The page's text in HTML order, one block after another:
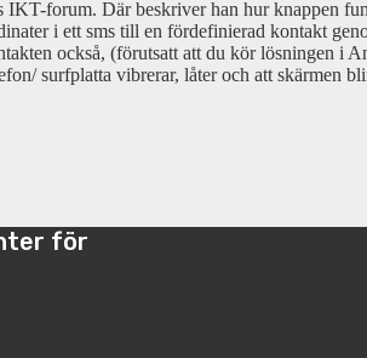
forum. Där beskriver han hur knappen
i ett sms till en fördefinierad kontakt
också, (förutsatt att du kör lösningen i
surfplatta vibrerar, låter och att
för